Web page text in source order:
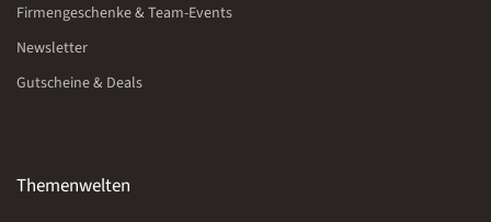
Firmengeschenke & Team-Events
Newsletter
Gutscheine & Deals
Themenwelten